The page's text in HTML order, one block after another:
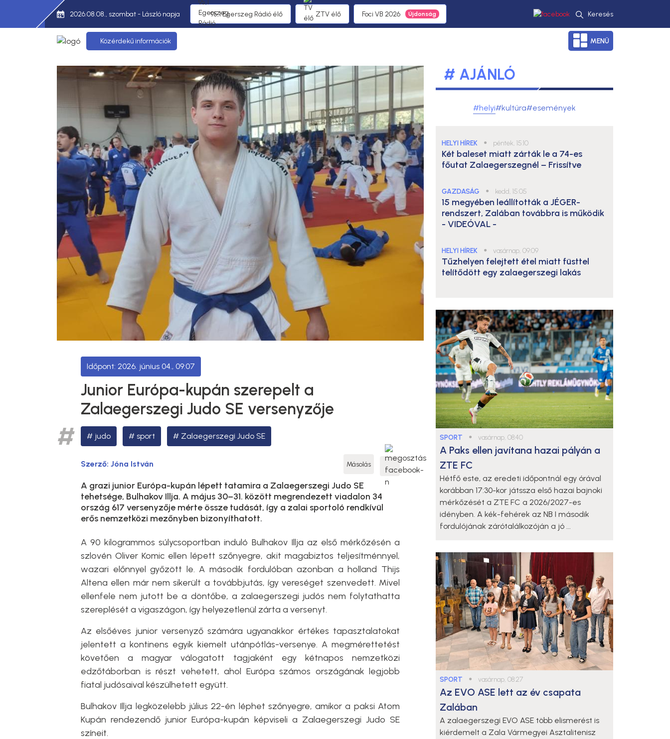
2026.08.08., szombat - László napja 95,1 Egerszeg Rádió élő ZTV élő Foci VB 2026 Keresés
Közérdekű információk MENÜ
2026. június 04., 09:07
Junior Európa-kupán szerepelt a
Zalaegerszegi Judo SE versenyzője
judo sport Zalaegerszegi Judo SE
Szerző: Jóna István Másolás
A grazi junior Európa-kupán lépett tatamira a Zalaegerszegi Judo SE
tehetsége, Bulhakov Illja. A május 30–31. között megrendezett viadalon 34
ország 617 versenyzője mérte össze tudását, így a zalai sportoló rendkívül
erős nemzetközi mezőnyben bizonyíthatott.
A 90 kilogrammos súlycsoportban induló Bulhakov Illja az első mérkőzésén a
szlovén Oliver Komic ellen lépett szőnyegre, akit magabiztos teljesítménnyel,
wazari előnnyel győzött le. A második fordulóban azonban a holland Thijs
Altena ellen már nem sikerült a továbbjutás, így vereséget szenvedett. Mivel
ellenfele nem jutott be a döntőbe, a zalaegerszegi judós nem folytathatta
szereplését a vigaszágon, így helyezetlenül zárta a versenyt.
Az elsőéves junior versenyző számára ugyanakkor értékes tapasztalatokat
jelentett a kontinens egyik kiemelt utánpótlás-versenye. A megmérettetést
követően a magyar válogatott tagjaként egy kétnapos nemzetközi
edzőtáborban is részt vehetett, ahol Európa számos országának legjobb
fiatal judósaival készülhetett együtt.
Bulhakov Illja legközelebb július 22-én léphet szőnyegre, amikor a paksi Atom
Kupán rendezendő junior Európa-kupán képviseli a Zalaegerszegi Judo SE
színeit.
# AJÁNLÓ
#helyi#kultúra#események
HELYI HÍREK ● péntek, 15:10
Két baleset miatt zárták le a 74-es
főutat Zalaegerszegnél – Frissítve
GAZDASÁG ● kedd, 15:05
15 megyében leállították a JÉGER-
rendszert, Zalában továbbra is működik
- VIDEÓVAL -
HELYI HÍREK ● vasárnap, 09:09
Tűzhelyen felejtett étel miatt füsttel
telítődött egy zalaegerszegi lakás
SPORT ● vasárnap, 08:40
A Paks ellen javítana hazai pályán a
ZTE FC
Hétfő este, az eredeti időpontnál egy órával
korábban 17:30-kor játssza első hazai bajnoki
mérkőzését a ZTE FC a 2026/2027-es
idényben. A kék-fehérek az NB I második
fordulójának zárótalálkozóján a jó ...
SPORT ● vasárnap, 08:27
Az EVO ASE lett az év csapata
Zalában
A zalaegerszegi EVO ASE több elismerést is
kiérdemelt a Zala Vármegyei Asztalitenisz